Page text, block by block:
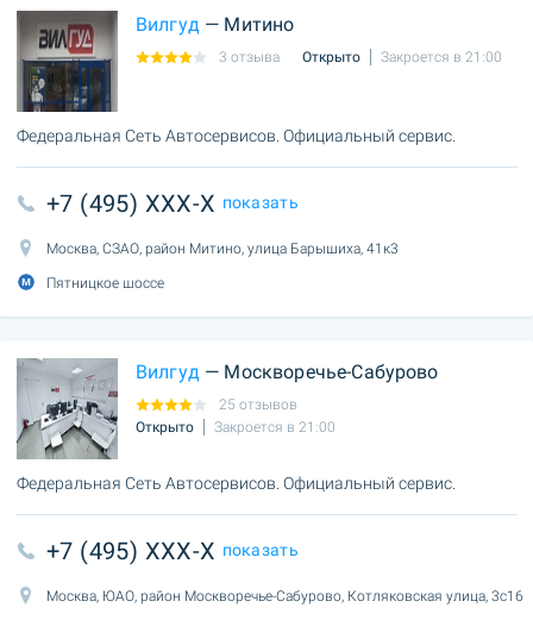
Вилгуд — Митино
3 отзыва Открыто Закроется в 21:00
Федеральная Сеть Автосервисов. Официальный сервис.
+7 (495) XXX-X показать
Москва, СЗАО, район Митино, улица Барышиха, 41к3
Пятницкое шоссе
Вилгуд — Москворечье-Сабурово
25 отзывов
Открыто
Закроется в 21:00
Федеральная Сеть Автосервисов. Официальный сервис.
+7 (495) XXX-X показать
Москва, ЮАО, район Москворечье-Сабурово, Котляковская улица, 3с16